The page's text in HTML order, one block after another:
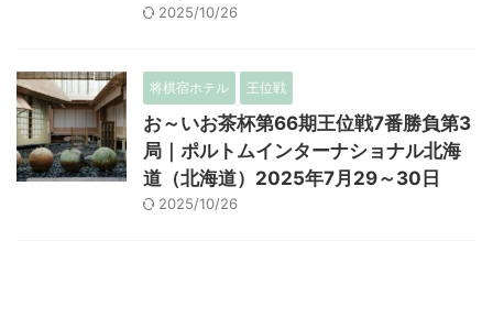
2025/10/26
将棋宿ホテル 王位戦
お～いお茶杯第66期王位戦7番勝負第3
局｜ポルトムインターナショナル北海
道（北海道）2025年7月29～30日
2025/10/26